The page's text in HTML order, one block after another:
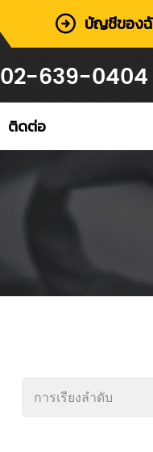
บัญชีของ
02-639-0404
ติดต่อ